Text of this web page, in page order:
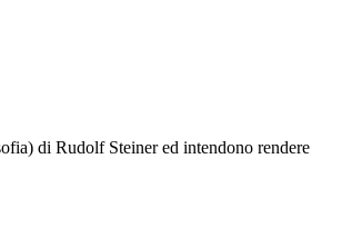
di Rudolf Steiner ed intendono rendere